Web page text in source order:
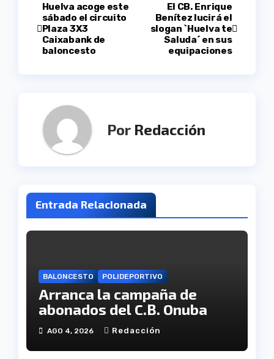
Navegación
de
El CB. Enrique
Benítez lucirá el
slogan `Huelva te
Saluda´ en sus
equipaciones
Huelva acoge este
sábado el circuito
Plaza 3X3
Caixabank de
baloncesto
Por Redacción
Entrada Relacionada
BALONCESTO POLIDEPORTIVO
Arranca la campaña de
abonados del C.B. Onuba
AGO 4, 2026 Redacción